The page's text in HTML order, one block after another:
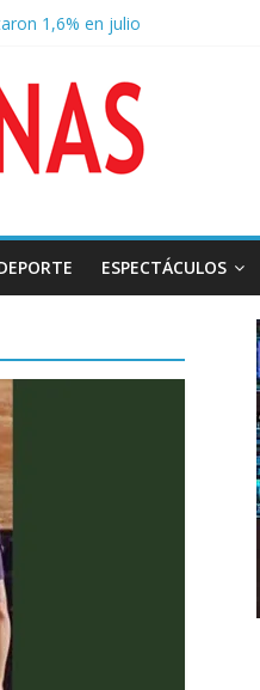
1,6% en julio
ESPECTÁCULOS